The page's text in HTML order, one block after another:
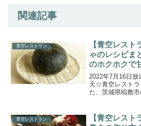
関連記事
青空レストラン
【青空レスト
ゃのレシピま
のホクホクで
2022年7月16日
天☆青空レストラ
た、茨城県稲敷市
産されている『
完熟で収穫する
青空レストラン
【青空レスト